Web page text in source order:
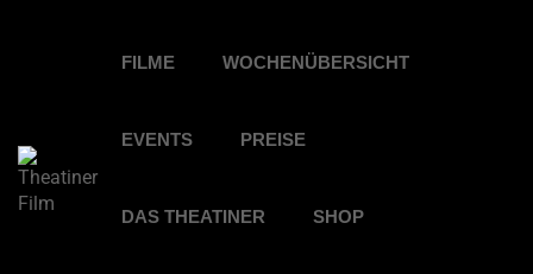
FILME WOCHENÜBERSICHT
EVENTS PREISE
DAS THEATINER SHOP